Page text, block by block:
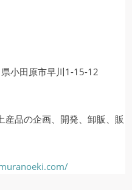
小田原市早川1-15-12
産品の企画、開発、卸販、販